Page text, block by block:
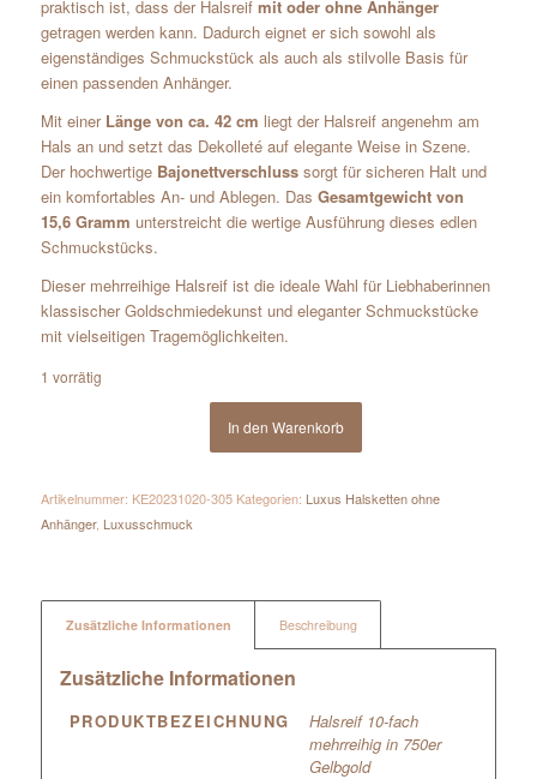
praktisch ist, dass der Halsreif mit oder ohne Anhänger
getragen werden kann. Dadurch eignet er sich sowohl als
eigenständiges Schmuckstück als auch als stilvolle Basis für
einen passenden Anhänger.
Mit einer Länge von ca. 42 cm liegt der Halsreif angenehm am
Hals an und setzt das Dekolleté auf elegante Weise in Szene.
Der hochwertige Bajonettverschlusssorgt für sicheren Halt und
ein komfortables An- und Ablegen. Das Gesamtgewicht von
15,6 Gramm unterstreicht die wertige Ausführung dieses edlen
Schmuckstücks.
Dieser mehrreihige Halsreif ist die ideale Wahl für Liebhaberinnen
klassischer Goldschmiedekunst und eleganter Schmuckstücke
mit vielseitigen Tragemöglichkeiten.
1 vorrätig
In den Warenkorb
Artikelnummer: KE20231020-305 Kategorien: Luxus Halsketten ohne
Anhänger, Luxusschmuck
Zusätzliche Informationen Beschreibung
Zusätzliche Informationen
PRODUKTBEZEICHNUNG
Halsreif 10-fach
mehrreihig in 750er
Gelbgold